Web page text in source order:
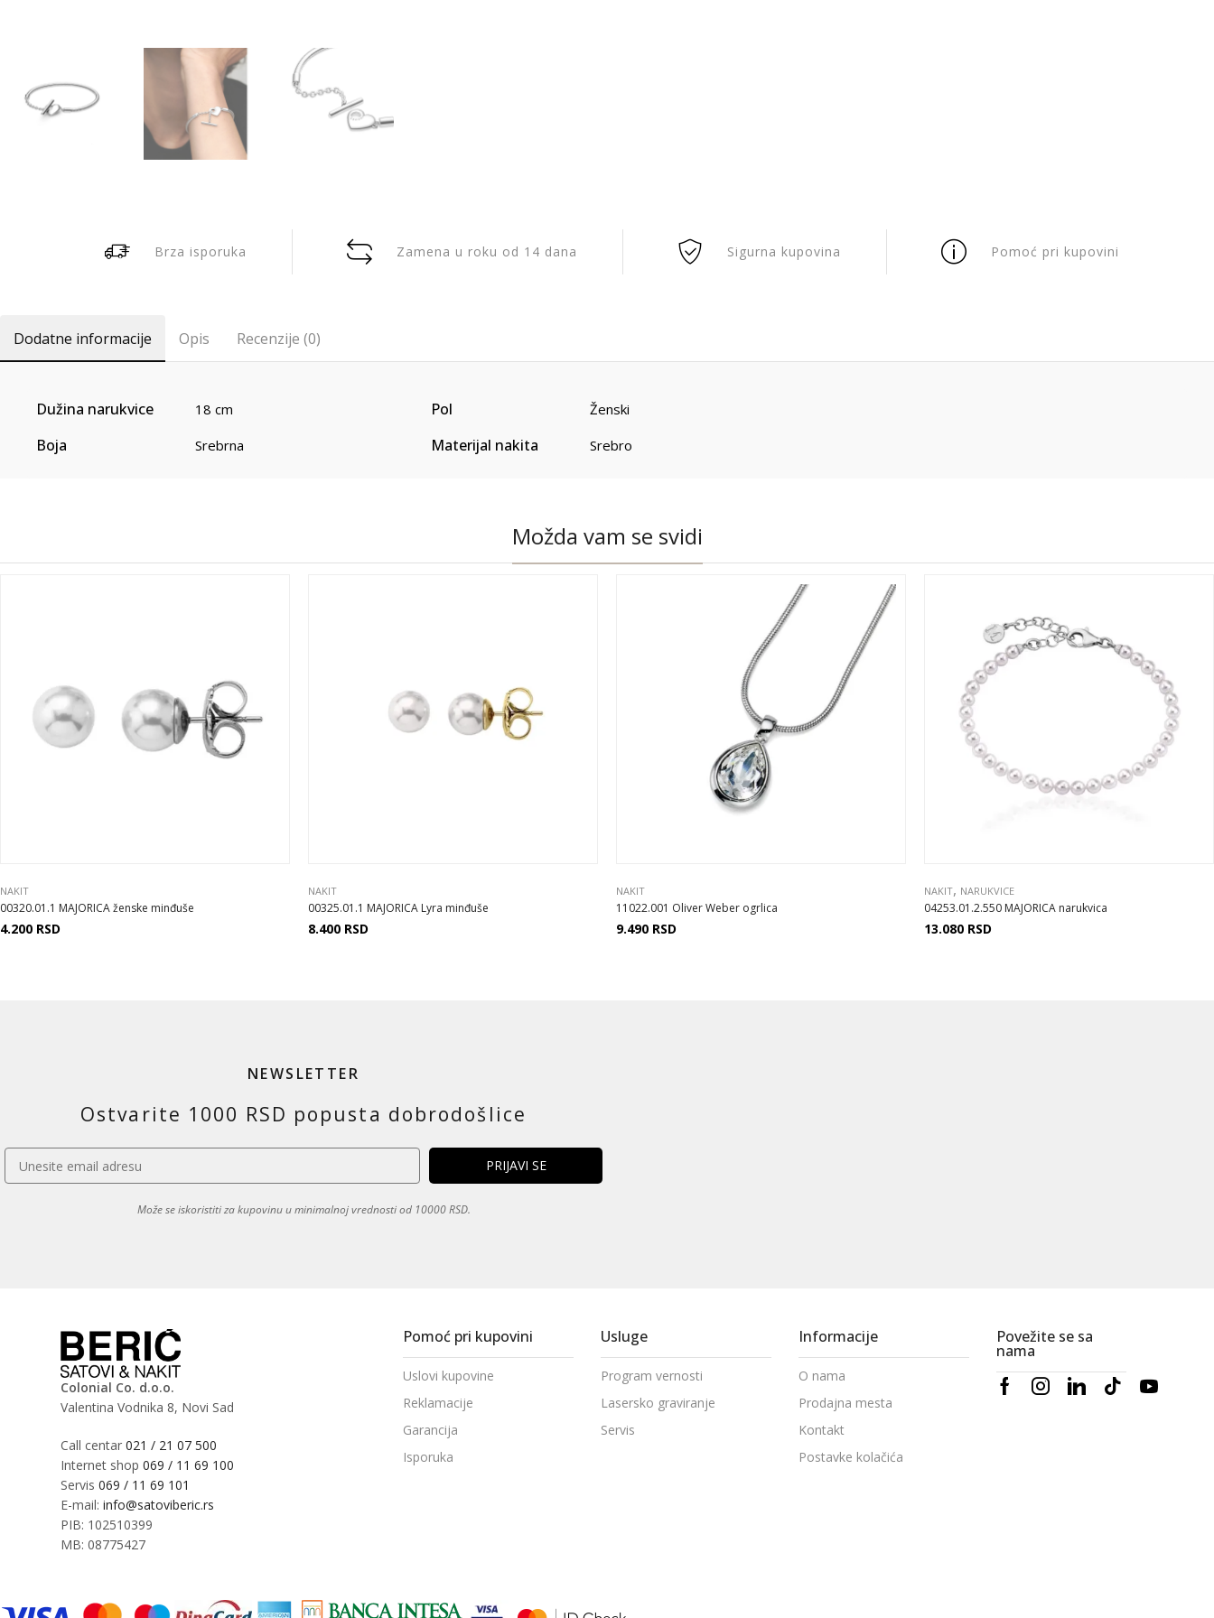
Brza isporuka Zamena u roku od 14 dana Sigurna kupovina Pomoć pri kupovini
Dodatne informacije Opis Recenzije (0)
Dužina narukvice 18 cm Pol Ženski
Boja Srebrna Materijal nakita Srebro
Možda vam se svidi
NAKIT
00320.01.1 MAJORICA ženske minđuše
4.200 RSD
NAKIT
00325.01.1 MAJORICA Lyra minđuše
8.400 RSD
NAKIT
11022.001 Oliver Weber ogrlica
9.490 RSD
NAKIT, NARUKVICE
04253.01.2.550 MAJORICA narukvica
13.080 RSD
NEWSLETTER
Ostvarite 1000 RSD popusta dobrodošlice
Može se iskoristiti za kupovinu u minimalnoj vrednosti od 10000 RSD.
Colonial Co. d.o.o.
Valentina Vodnika 8, Novi Sad
Call centar021 / 21 07 500
Internet shop069 / 11 69 100
Servis069 / 11 69 101
E-mail:info@satoviberic.rs
PIB: 102510399
MB: 08775427
Pomoć pri kupovini
Uslovi kupovine
Reklamacije
Garancija
Isporuka
Usluge
Program vernosti
Lasersko graviranje
Servis
Informacije
O nama
Prodajna mesta
Kontakt
Postavke kolačića
Povežite se sa
nama